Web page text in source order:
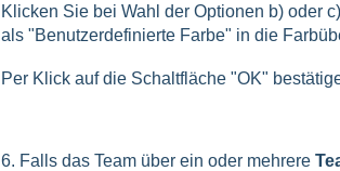
Klicken Sie bei Wahl der Optionen b) oder
als "Benutzerdefinierte Farbe" in die
Per Klick auf die Schaltfläche "OK"
6. Falls das Team über ein oder mehrere